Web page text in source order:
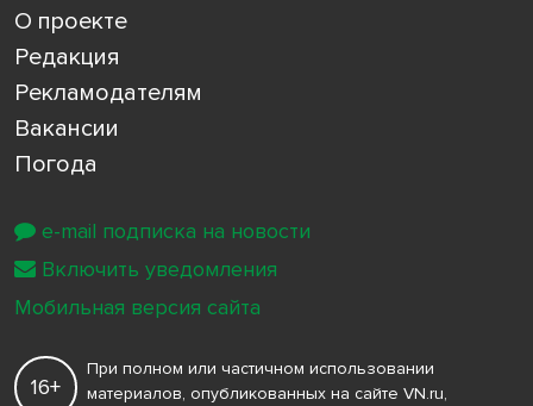
О проекте
Редакция
Рекламодателям
Вакансии
Погода
16+
При полном или частичном использовании
материалов, опубликованных на сайте VN.ru,
e-mail подписка на новости
Включить уведомления
Мобильная версия сайта